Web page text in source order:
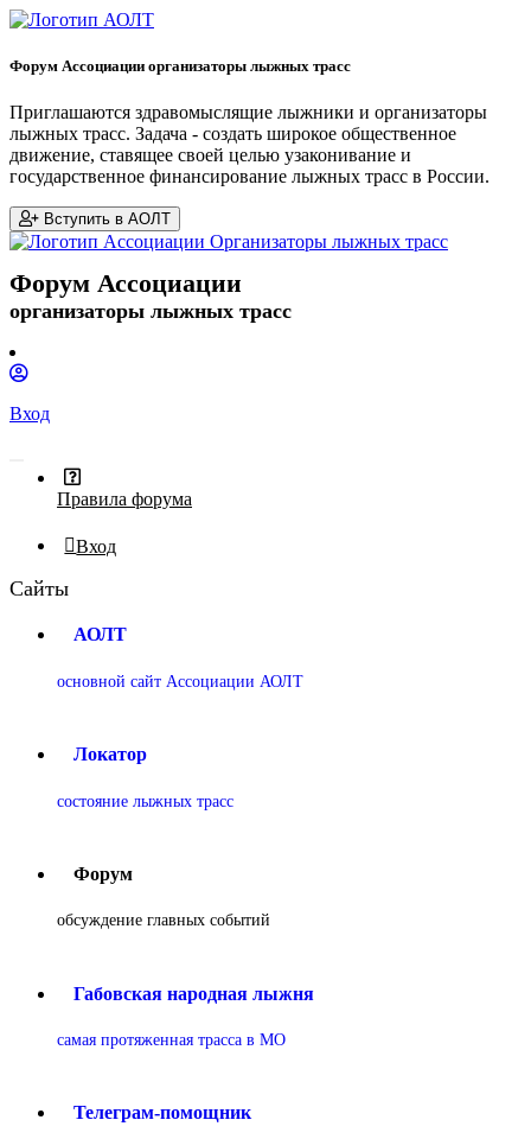
Форум Ассоциации организаторы лыжных трасс
Приглашаются здравомыслящие лыжники и организаторы
лыжных трасс. Задача - создать широкое общественное
движение, ставящее своей целью узаконивание и
государственное финансирование лыжных трасс в России.
Вступить в АОЛТ
Форум Ассоциации
организаторы лыжных трасс
Вход
Правила форума
Вход
Сайты
АОЛТ
основной сайт Ассоциации АОЛТ
Локатор
состояние лыжных трасс
Форум
обсуждение главных событий
Габовская народная лыжня
самая протяженная трасса в МО
Телеграм-помощник